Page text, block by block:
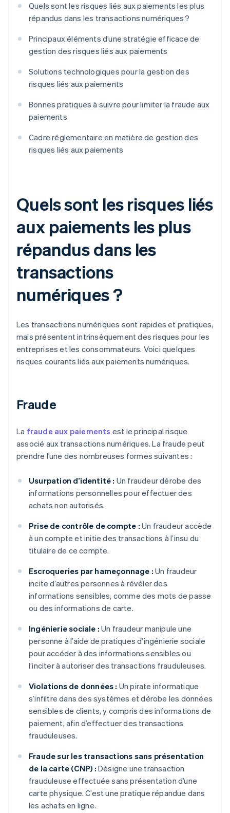
Quels sont les risques liés aux paiements les plus
répandus dans les transactions numériques ?
Principaux éléments d’une stratégie efficace de
gestion des risques liés aux paiements
Solutions technologiques pour la gestion des
risques liés aux paiements
Bonnes pratiques à suivre pour limiter la fraude aux
paiements
Cadre réglementaire en matière de gestion des
risques liés aux paiements
Quels sont les risques liés
aux paiements les plus
répandus dans les
transactions
numériques ?
Les transactions numériques sont rapides et pratiques,
mais présentent intrinsèquement des risques pour les
entreprises et les consommateurs. Voici quelques
risques courants liés aux paiements numériques.
Fraude
La fraude aux paiements est le principal risque
associé aux transactions numériques. La fraude peut
prendre l’une des nombreuses formes suivantes :
Usurpation d’identité : Un fraudeur dérobe des
informations personnelles pour effectuer des
achats non autorisés.
Prise de contrôle de compte : Un fraudeur accède
à un compte et initie des transactions à l’insu du
titulaire de ce compte.
Escroqueries par hameçonnage : Un fraudeur
incite d’autres personnes à révéler des
informations sensibles, comme des mots de passe
ou des informations de carte.
Ingénierie sociale : Un fraudeur manipule une
personne à l’aide de pratiques d’ingénierie sociale
pour accéder à des informations sensibles ou
l’inciter à autoriser des transactions frauduleuses.
Violations de données : Un pirate informatique
s’infiltre dans des systèmes et dérobe les données
sensibles de clients, y compris des informations de
paiement, afin d’effectuer des transactions
frauduleuses.
Fraude sur les transactions sans présentation
de la carte (CNP) : Désigne une transaction
frauduleuse effectuée sans présentation d’une
carte physique. C’est une pratique répandue dans
les achats en ligne.